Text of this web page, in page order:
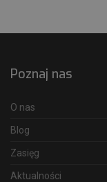
Poznaj nas
O nas
Blog
Zasięg
Aktualności